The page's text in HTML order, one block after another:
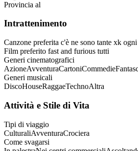
Provincia al
Intrattenimento
Canzone preferita c'è ne sono tante xk
Film preferito fast and furious tutti
Generi cinematografici
AzioneAvventuraCartoniCommedie
Generi musicali
DiscoHouseRaggaeTechnoAltra
Attività e Stile di Vita
Tipi di viaggio
CulturaliAvventuraCrociera
Come svagarsi